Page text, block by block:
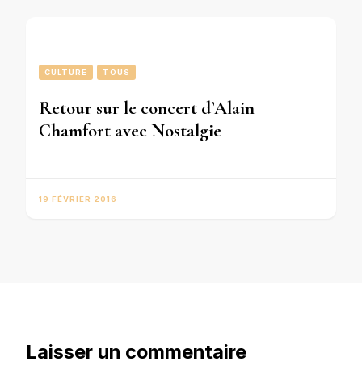
CULTURE TOUS
Retour sur le concert d’Alain
Chamfort avec Nostalgie
19 FÉVRIER 2016
Laisser un commentaire